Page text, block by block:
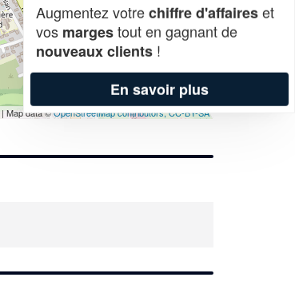
| Map data ©OpenStreetMap contributors,CC-BY-SA
Augmentez votrechiffre d'affaireset
vos margestout en gagnant de
nouveaux clients !
En savoir plus